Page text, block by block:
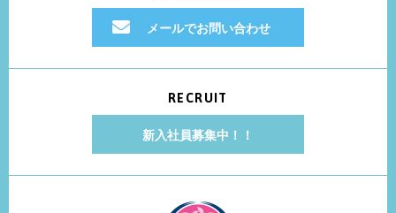
メールでお問い合わせ
RECRUIT
新入社員募集中！！